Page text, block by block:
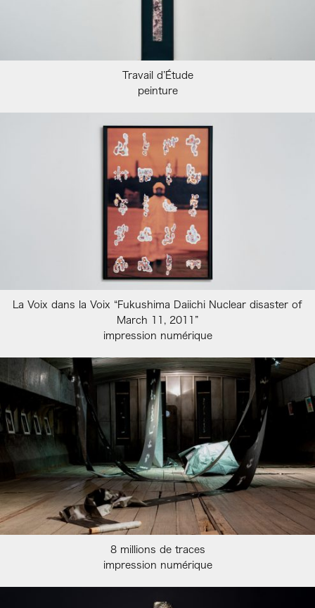
Travail d’Étude
peinture
La Voix dans la Voix “Fukushima Daiichi Nuclear disaster of
March 11, 2011”
impression numérique
8 millions de traces
impression numérique